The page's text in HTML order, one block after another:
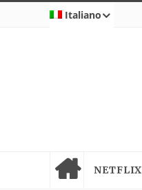
Italiano
NETFLIX